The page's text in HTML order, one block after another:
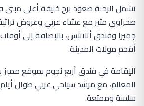
تشمل الرحلة صعود برج خليفة أعلى مبنى
صحراوي مثير مع عشاء عربي وعروض
جميرا وفندق أتلانتس، بالإضافة إلى
أفخم مولات المدينة.
الإقامة في فندق أربع نجوم بموقع مميز
المعالم، مع مرشد سياحي عربي طوال أيام
سلسة وممتعة.